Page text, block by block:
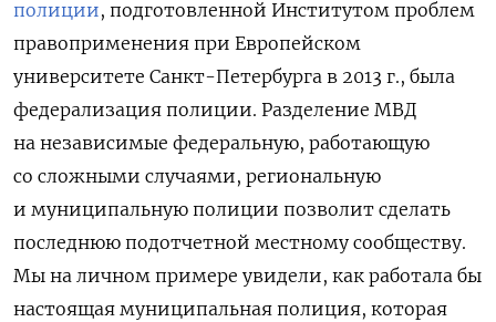
полиции, подготовленной Институтом проблем
правоприменения при Европейском
университете Санкт-Петербурга в 2013 г., была
федерализация полиции. Разделение МВД
на независимые федеральную, работающую
со сложными случаями, региональную
и муниципальную полиции позволит сделать
последнюю подотчетной местному сообществу.
Мы на личном примере увидели, как работала бы
настоящая муниципальная полиция, которая